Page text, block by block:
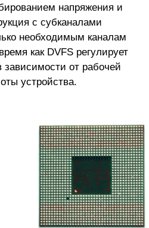
напряжения и
с субканалами
необходимым каналам
как DVFS регулирует
зависимости от рабочей
устройства.